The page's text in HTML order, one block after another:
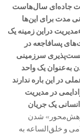
جاده‌ای سال‌هاست
مدت برای این‌ها
دراین زمینه یک
پسافاجعه در
سرزمینی
به‌عنوان یک واحد
در این باره ندارند
در مدیریت
یک‌ جریان‌
شدن
و خلق‌الساعه به